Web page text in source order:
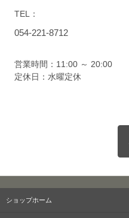
TEL：
054-221-8712
営業時間：11:00 ～ 20:00
定休日：水曜定休
ショップホーム